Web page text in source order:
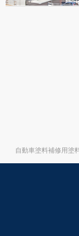
自動車塗料補修用塗